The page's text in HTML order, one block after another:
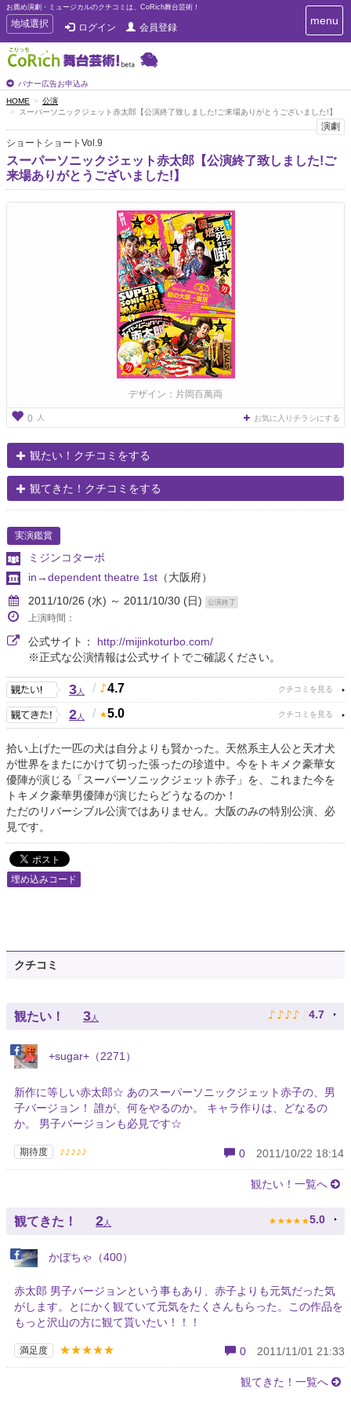
お薦め演劇・ミュージカルのクチコミは、CoRich舞台芸術！
T
o
g
g
e
n
a
v
i
g
a
t
地域選択 ログイン 会員登録
バナー広告お申込み
T
o
n
a
i
a
menu
HOME
公演
スーパーソニックジェット赤太郎【公演終了致しました!ご来場ありがとうございました!】
演劇
ショートショートVol.9
スーパーソニックジェット赤太郎【公演終了致しました!ご
来場ありがとうございました!】
デザイン：片岡百萬両
0 人 お気に入りチラシにする
観たい！クチコミをする
観てきた！クチコミをする
実演鑑賞
ミジンコターボ
in→dependent theatre 1st （大阪府）
2011/10/26 (水) ～ 2011/10/30 (日)
公演終了
上演時間：
公式サイト： http://mijinkoturbo.com/
※正式な公演情報は公式サイトでご確認ください。
3人 / 4.7
2人 / 5.0
拾い上げた一匹の犬は自分よりも賢かった。天然系主人公と天才犬
が世界をまたにかけて切った張ったの珍道中。今をトキメク豪華女
優陣が演じる「スーパーソニックジェット赤子」を、これまた今を
トキメク豪華男優陣が演じたらどうなるのか！
ただのリバーシブル公演ではありません。大阪のみの特別公演、必
見です。
埋め込みコード
クチコミ
観たい！ 3人 ♪ ♪ ♪ ♪ ♪ 4.7
+sugar+（2271）
新作に等しい赤太郎☆ あのスーパーソニックジェット赤子の、男
子バージョン！ 誰が、何をやるのか。 キャラ作りは、どなるの
か。 男子バージョンも必見です☆
期待度 ♪♪♪♪♪ 0 2011/10/22 18:14
観たい！一覧へ
観てきた！ 2 人 ★ ★ ★ ★ ★ 5.0
かぼちゃ（400）
赤太郎 男子バージョンという事もあり、赤子よりも元気だった気
がします。とにかく観ていて元気をたくさんもらった。この作品を
もっと沢山の方に観て貰いたい！！！
満足度 ★★★★★ 0 2011/11/01 21:33
観てきた！一覧へ